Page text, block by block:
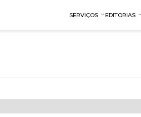
SERVIÇOS EDITORIAS